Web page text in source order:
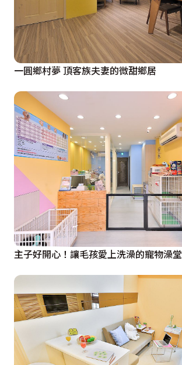
一圓鄉村夢 頂客族夫妻的微甜鄉居
主子好開心！讓毛孩愛上洗澡的寵物澡堂